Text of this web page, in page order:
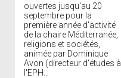
ouvertes jusqu'au 20
septembre pour la
première année d'activité
de la chaire Méditerranée,
religions et sociétés,
animée par Dominique
Avon (directeur d'études à
l'EPH…